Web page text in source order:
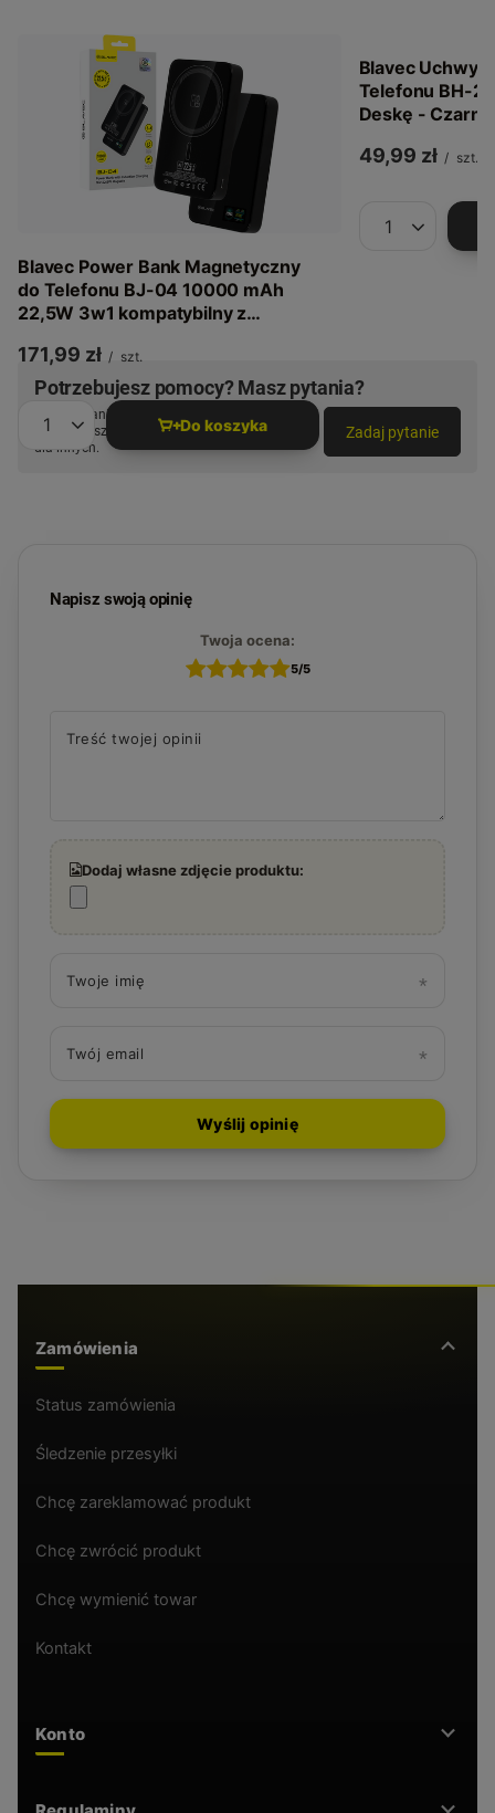
Blavec Power Bank Magnetyczny
do Telefonu BJ-04 10000 mAh
22,5W 3w1 kompatybilny z
171,99 zł / szt.
Ilość produktów Do koszyka
Blavec Uchwyt
Telefonu BH-
Deskę - Czarny
49,99 zł / szt.
Ilość
Potrzebujesz pomocy? Masz pytania?
Zadaj pytanie a my odpowiemy niezwłocznie,
najciekawsze pytania i odpowiedzi publikując
dla innych.
Zadaj pytanie
Napisz swoją opinię
Twoja ocena:
5/5
Treść twojej opinii
Dodaj własne zdjęcie produktu:
Twoje imię
Twój email
Wyślij opinię
Zamówienia
Status zamówienia
Śledzenie przesyłki
Chcę zareklamować produkt
Chcę zwrócić produkt
Chcę wymienić towar
Kontakt
Konto